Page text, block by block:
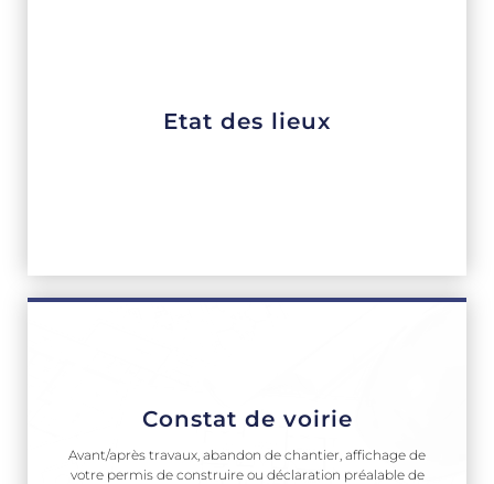
Etat des lieux
Constat de voirie
Avant/après travaux, abandon de chantier, affichage de
votre permis de construire ou déclaration préalable de